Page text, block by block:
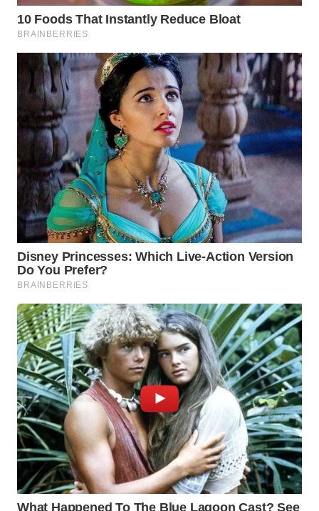
DEPOK
WN
TAPANULI
UTARA
WN
SAMOSIR
WN
PADANG
LAWAS
WN
SUMEDANG
WN
CIANJUR
WN
KEPULAUAN
SERIBU
WN
TANGERANG
WN
BINJAI